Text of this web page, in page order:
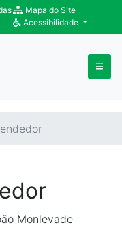
Mapa do Site
Acessibilidade
Monlevade